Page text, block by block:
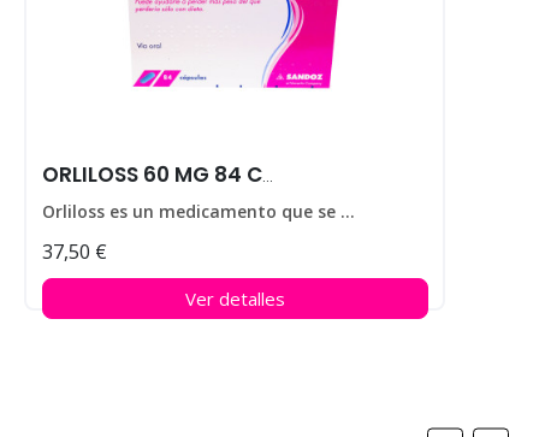
ORLILOSS 60 MG 84 CAPS
Orliloss es un medicamento que se utiliza para ayudar a perder peso en personas que padecen obesidad.
37,50 €
Ver detalles